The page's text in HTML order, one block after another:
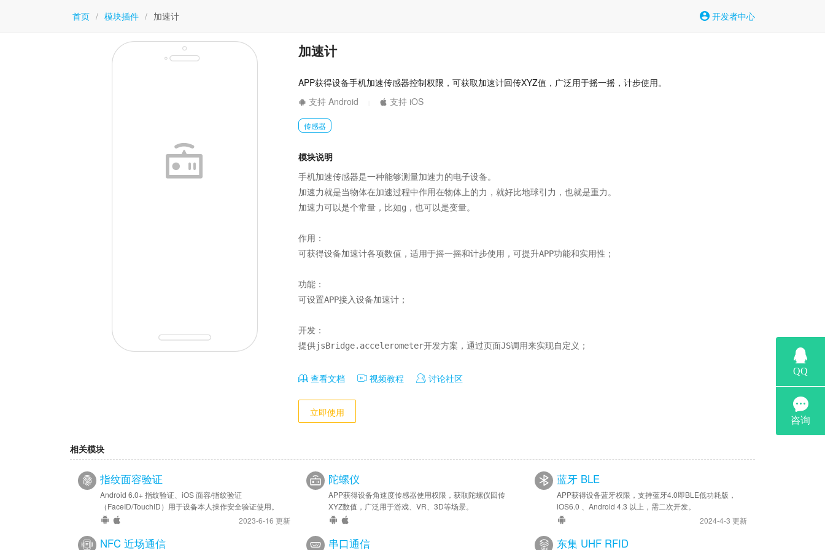
首页 / 模块插件 / 加速计 开发者中心
加速计
APP获得设备手机加速传感器控制权限，可获取加速计回传XYZ值，广泛用于摇一摇，计步使用。
支持 Android
支持 iOS
传感器
模块说明
手机加速传感器是一种能够测量加速力的电子设备。
加速力就是当物体在加速过程中作用在物体上的力，就好比地球引力，也就是重力。
加速力可以是个常量，比如g，也可以是变量。
作用：
可获得设备加速计各项数值，适用于摇一摇和计步使用，可提升APP功能和实用性；
功能：
可设置APP接入设备加速计；
开发：
提供jsBridge.accelerometer开发方案，通过页面JS调用来实现自定义；
查看文档 视频教程 讨论社区
立即使用
相关模块
指纹面容验证
Android 6.0+ 指纹验证、iOS 面容/指纹验证
（FaceID/TouchID）用于设备本人操作安全验证使用。
2023-6-16 更新
陀螺仪
APP获得设备角速度传感器使用权限，获取陀螺仪回传
XYZ数值，广泛用于游戏、VR、3D等场景。
蓝牙 BLE
APP获得设备蓝牙权限，支持蓝牙4.0即BLE低功耗版，
iOS6.0 、Android 4.3 以上，需二次开发。
2024-4-3 更新
NFC 近场通信 串口通信 东集 UHF RFID